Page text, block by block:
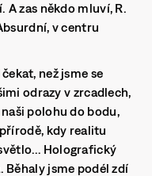
A zas někdo mluví, R.
v centru
než jsme se
odrazy v zrcadlech,
polohu do bodu,
kdy realitu
Holografický
jsme podél zdí